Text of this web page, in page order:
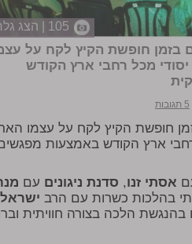
105 | הצג גלריה
בזמן חופשת הקיץ לקח על
מכל רחבי ארץ הקודש
5 תגובות
חופשת הקיץ לקח על עצמו
רחבי ארץ הקודש באמצעות
אסתי זנו, סדנת ניגונים עם
בהלכות כשרות עם הרב ישראל
הלכה בצורה חוויתית